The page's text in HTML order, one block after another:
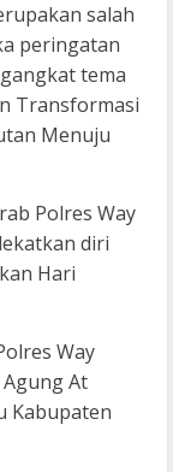
salah
peringatan
tema
Transformasi
Menuju
Polres Way
diri
Hari
Way
At
Kabupaten